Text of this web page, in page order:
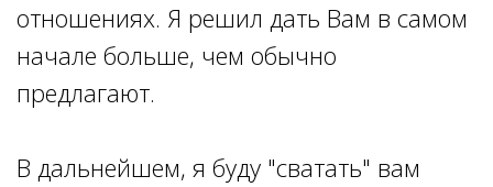
отношениях. Я решил дать Вам в самом
начале больше, чем обычно
предлагают.
В дальнейшем, я буду "сватать" вам